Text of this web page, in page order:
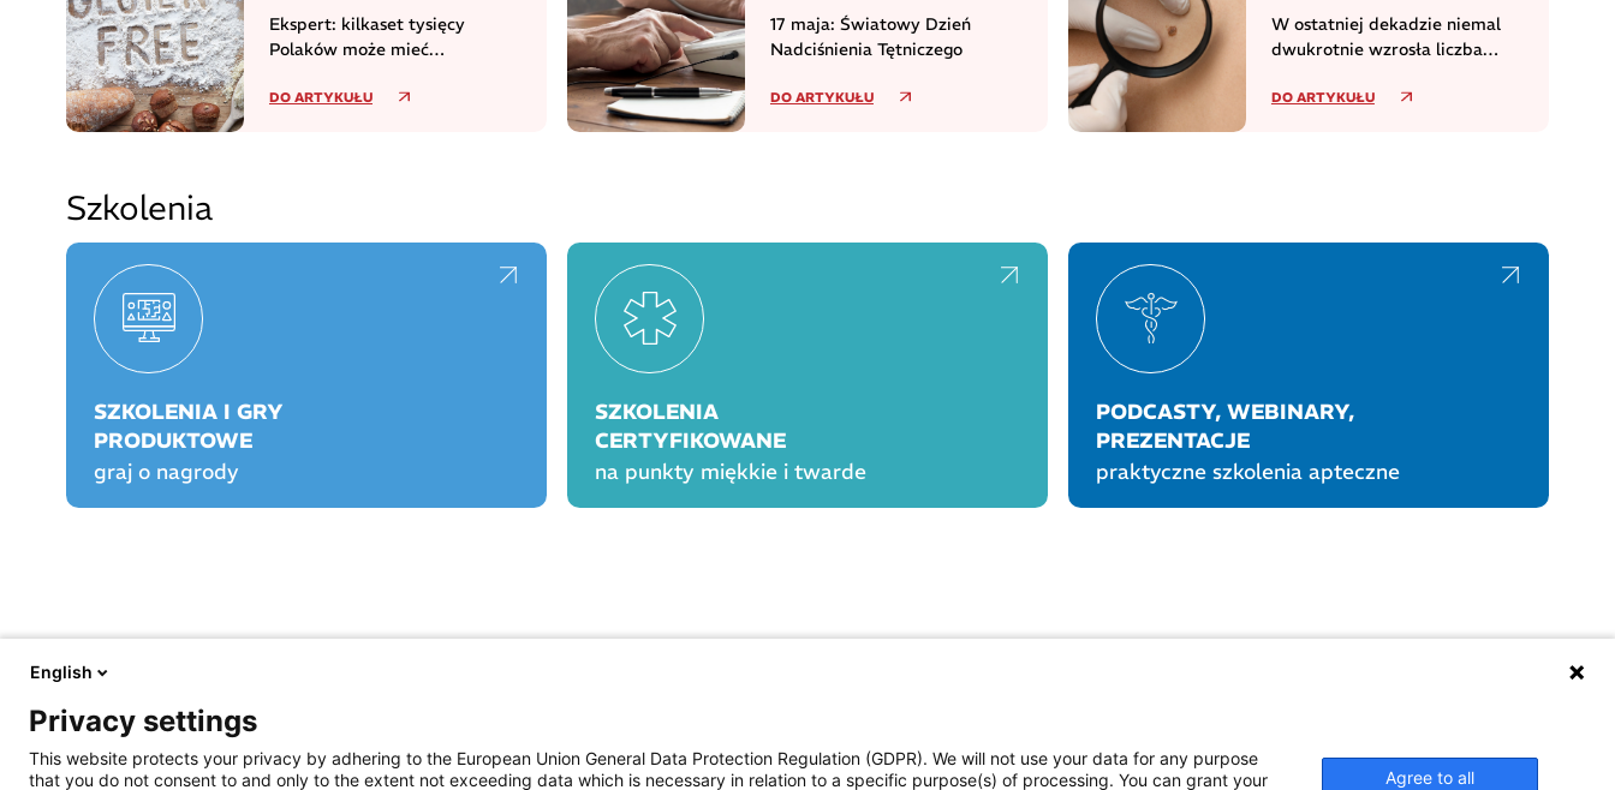
Ekspert: kilkaset tysięcy
Polaków może mieć
DO ARTYKUŁU
17 maja: Światowy Dzień
Nadciśnienia Tętniczego
DO ARTYKUŁU
W ostatniej dekadzie niemal
dwukrotnie wzrosła liczba
DO ARTYKUŁU
Szkolenia
SZKOLENIA I GRY
PRODUKTOWE
graj o nagrody
SZKOLENIA
CERTYFIKOWANE
na punkty miękkie i twarde
PODCASTY, WEBINARY,
PREZENTACJE
praktyczne szkolenia apteczne
O nas
Aktualności
Prawo
Opieka farmaceutyczna
Graj o nagrody!
Rankingi
Regulamin serwisu
Regulamin konkursu Farmacja Play
English
Privacy settings
This website protects your privacy by adhering to the European Union General Data Protection Regulation (GDPR). We will not use your data for any purpose
that you do not consent to and only to the extent not exceeding data which is necessary in relation to a specific purpose(s) of processing. You can grant your
Agree to all